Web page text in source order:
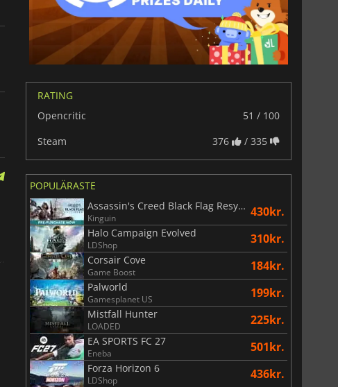
RATING
Opencritic
51 / 100
Steam
376 / 335
POPULÄRASTE
Assassin's Creed Black Flag Resynced
Kinguin 430kr.
Halo Campaign Evolved
LDShop 310kr.
Corsair Cove
Game Boost 184kr.
Palworld
Gamesplanet US 199kr.
Mistfall Hunter
LOADED 225kr.
EA SPORTS FC 27
Eneba 501kr.
Forza Horizon 6
LDShop 436kr.